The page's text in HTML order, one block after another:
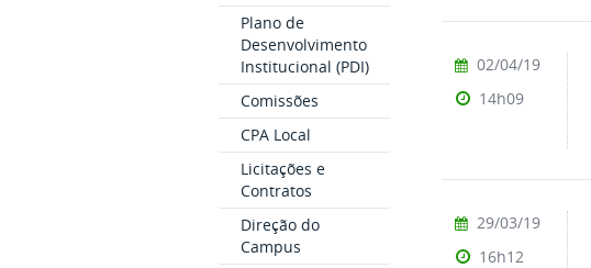
Plano de
Desenvolvimento
Institucional (PDI)
Comissões
CPA Local
Licitações e
Contratos
Direção do
Campus
02/04/19
14h09
29/03/19
16h12